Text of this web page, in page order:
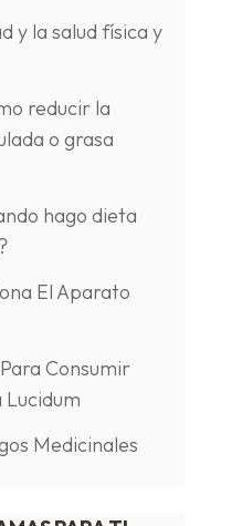
y la salud física y
reducir la
o grasa
hago dieta
El Aparato
Consumir
Medicinales